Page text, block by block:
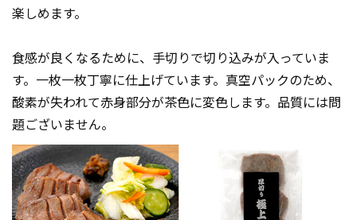
楽しめます。
食感が良くなるために、手切りで切り込みが入っていま
す。一枚一枚丁寧に仕上げています。真空パックのため、
酸素が失われて赤身部分が茶色に変色します。品質には問
題ございません。